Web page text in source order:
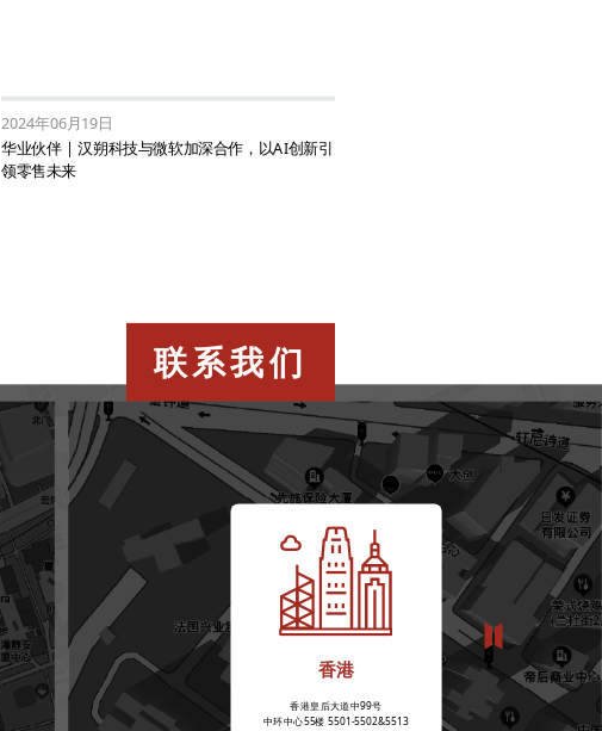
2024年06月19日
华业伙伴 | 汉朔科技与微软加深合作，以AI创新引
领零售未来
联系我们
香港
香港皇后大道中99号
中环中心55楼 5501-5502&5513